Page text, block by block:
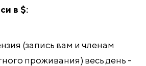
в $:
(запись вам и членам
проживания) весь день -